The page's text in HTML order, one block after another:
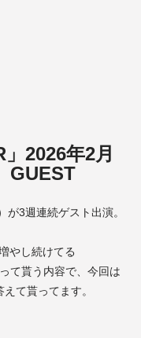
2026年2月
GUEST
が3週連続ゲスト出演。
やし続けてる
て貰う内容で、今回は
て貰ってます。